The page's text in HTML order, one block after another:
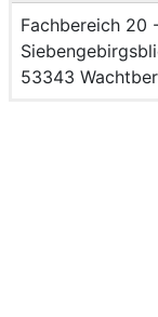
Name der
Fachbereich 20
Strasse und
PLZ und Ort
53343